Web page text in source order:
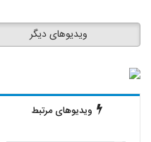
ویدیوهای دیگر
ویدیوهای مرتبط